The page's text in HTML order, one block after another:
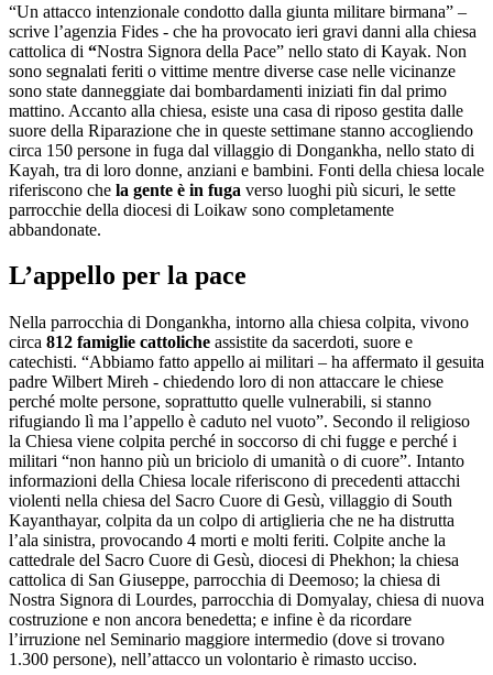
“Un attacco intenzionale condotto dalla giunta militare birmana” –
scrive l’agenzia Fides - che ha provocato ieri gravi danni alla chiesa
cattolica di “Nostra Signora della Pace” nello stato di Kayak. Non
sono segnalati feriti o vittime mentre diverse case nelle vicinanze
sono state danneggiate dai bombardamenti iniziati fin dal primo
mattino. Accanto alla chiesa, esiste una casa di riposo gestita dalle
suore della Riparazione che in queste settimane stanno accogliendo
circa 150 persone in fuga dal villaggio di Dongankha, nello stato di
Kayah, tra di loro donne, anziani e bambini. Fonti della chiesa locale
riferiscono che la gente è in fuga verso luoghi più sicuri, le sette
parrocchie della diocesi di Loikaw sono completamente
abbandonate.
L’appello per la pace
Nella parrocchia di Dongankha, intorno alla chiesa colpita, vivono
circa 812 famiglie cattoliche assistite da sacerdoti, suore e
catechisti. “Abbiamo fatto appello ai militari – ha affermato il gesuita
padre Wilbert Mireh - chiedendo loro di non attaccare le chiese
perché molte persone, soprattutto quelle vulnerabili, si stanno
rifugiando lì ma l’appello è caduto nel vuoto”. Secondo il religioso
la Chiesa viene colpita perché in soccorso di chi fugge e perché i
militari “non hanno più un briciolo di umanità o di cuore”. Intanto
informazioni della Chiesa locale riferiscono di precedenti attacchi
violenti nella chiesa del Sacro Cuore di Gesù, villaggio di South
Kayanthayar, colpita da un colpo di artiglieria che ne ha distrutta
l’ala sinistra, provocando 4 morti e molti feriti. Colpite anche la
cattedrale del Sacro Cuore di Gesù, diocesi di Phekhon; la chiesa
cattolica di San Giuseppe, parrocchia di Deemoso; la chiesa di
Nostra Signora di Lourdes, parrocchia di Domyalay, chiesa di nuova
costruzione e non ancora benedetta; e infine è da ricordare
l’irruzione nel Seminario maggiore intermedio (dove si trovano
1.300 persone), nell’attacco un volontario è rimasto ucciso.